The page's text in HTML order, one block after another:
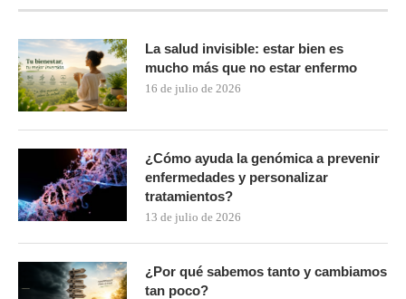
La salud invisible: estar bien es
mucho más que no estar enfermo
16 de julio de 2026
¿Cómo ayuda la genómica a prevenir
enfermedades y personalizar
tratamientos?
13 de julio de 2026
¿Por qué sabemos tanto y cambiamos
tan poco?